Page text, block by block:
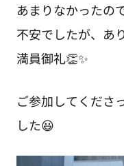
あまりなかったの
不安でしたが、あ
満員御礼👏✨
ご参加してくださ
した😃